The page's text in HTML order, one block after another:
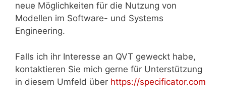
neue Möglichkeiten für die Nutzung von
Modellen im Software- und Systems
Engineering.
Falls ich ihr Interesse an QVT geweckt habe,
kontaktieren Sie mich gerne für Unterstützung
in diesem Umfeld über https://specificator.com